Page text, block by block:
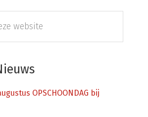
OPSCHOONDAG bij